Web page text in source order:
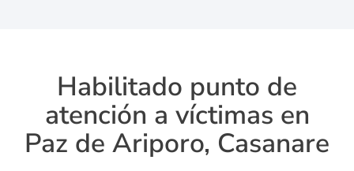
Habilitado punto de
atención a víctimas en
Paz de Ariporo, Casanare